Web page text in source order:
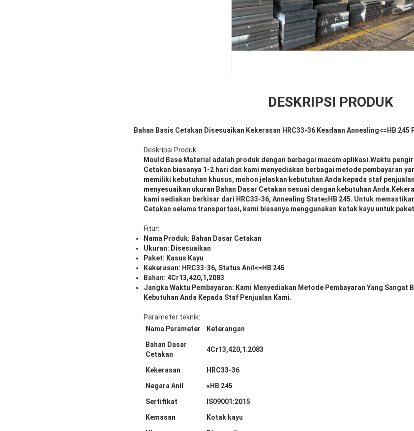
DESKRIPSI PRODUK
Bahan Basis Cetakan Disesuaikan Kekerasan HRC33-36 Keadaan Annealing<=HB
Deskripsi Produk:
Mould Base Material adalah produk dengan berbagai macam aplikasi.Waktu
Cetakan biasanya 1-2 hari dan kami menyediakan berbagai metode pembayaran
memiliki kebutuhan khusus, mohon jelaskan kebutuhan Anda kepada staf
menyesuaikan ukuran Bahan Dasar Cetakan sesuai dengan kebutuhan
kami sediakan berkisar dari HRC33-36, Annealing State≤HB 245. Untuk
Cetakan selama transportasi, kami biasanya menggunakan kotak kayu untuk
Fitur:
Nama Produk: Bahan Dasar Cetakan
Ukuran: Disesuaikan
Paket: Kasus Kayu
Kekerasan: HRC33-36, Status Anil<=HB 245
Bahan: 4Cr13,420,1,2083
Jangka Waktu Pembayaran: Kami Menyediakan Metode Pembayaran Yang Sangat
Kebutuhan Anda Kepada Staf Penjualan Kami.
Parameter teknik:
Nama Parameter
Keterangan
Bahan Dasar
Cetakan
4Cr13,420,1.2083
Kekerasan
HRC33-36
Negara Anil
≤HB 245
Sertifikat
IS09001:2015
Kemasan
Kotak kayu